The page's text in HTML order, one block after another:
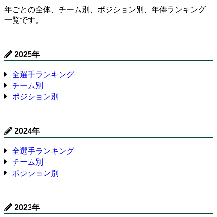
年ごとの全体、チーム別、ポジション別、年俸ランキング
一覧です。
2025年
全選手ランキング
チーム別
ポジション別
2024年
全選手ランキング
チーム別
ポジション別
2023年